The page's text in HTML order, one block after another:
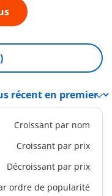
Croissant par nom
Croissant par prix
Décroissant par prix
ordre de popularité
- Wiltopia - Tortue
C$
panier